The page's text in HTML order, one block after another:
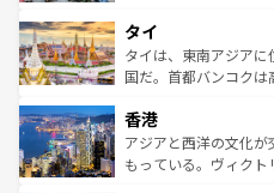
リティに包まれながら
わ
覧を参照してほしい。
急速な発展と共に伝統
ーチミン市のフランス
醸し出している。ま
とつ。フォーやバイン
ひ現地で味わいたい
が旅行者を迎えてく
タイ
タイは、東南アジアに
国だ。首都バンコク
の活気が交差している
帯で自然と触れ合い
いビーチでリゾート
香港
アジアと西洋の文化
もっている。ヴィク